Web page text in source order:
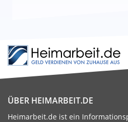
ÜBER HEIMARBEIT.DE
Heimarbeit.de ist ein